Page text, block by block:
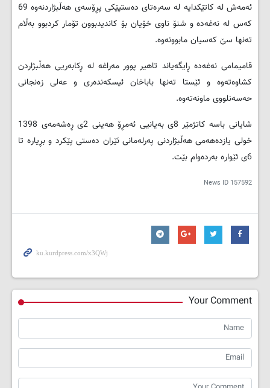
ئەمەش لە کاتێکدایە لە سەرەتای دەستپێکی پڕۆسەی هەڵبژاردنەوە 69
کەس لە نەغەدە و شنۆ ناوی خۆیان بۆ کاندیدبوون تۆمار کردبوو بەڵام
تەنها سێ کەسیان مابوونەوە.
قامیمامی نەغەدە ڕایگەیاند تاهیر پوور مەراغە لە ڕکابەریی هەڵبژاردن
کشاوەتەوە و ئێستا تەنها باباخان ئیسکەندەری و عەلی زەنجانی
حەسەنلووی ماونەتەوە.
شایانی باسە کاتژمێر 8ی بەیانیی ئەمڕۆ هەینی 2ی ڕەشەمەی 1398
خولی یازدەهەمی هەڵبژاردنی پەرلەمانی ئێران دەستی پێکرد و بڕیارە تا
6ی ئێوارە بەردەوام بێت.
News ID 157592
Your Comment